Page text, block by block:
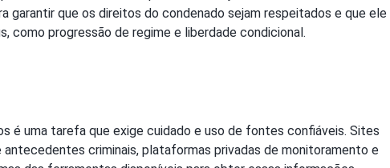
garantir que os direitos do condenado sejam respeitados e que ele
como progressão de regime e liberdade condicional.
é uma tarefa que exige cuidado e uso de fontes confiáveis. Sites
criminais, plataformas privadas de monitoramento e